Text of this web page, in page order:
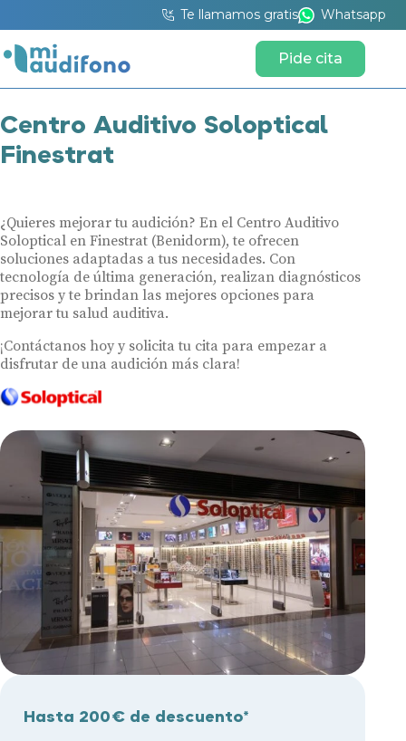
Te llamamos gratis Whatsapp
Pide cita
Centro Auditivo Soloptical
Finestrat
¿Quieres mejorar tu audición? En el Centro Auditivo
Soloptical en Finestrat (Benidorm), te ofrecen
soluciones adaptadas a tus necesidades. Con
tecnología de última generación, realizan diagnósticos
precisos y te brindan las mejores opciones para
mejorar tu salud auditiva.
¡Contáctanos hoy y solicita tu cita para empezar a
disfrutar de una audición más clara!
Hasta 200€ de descuento*